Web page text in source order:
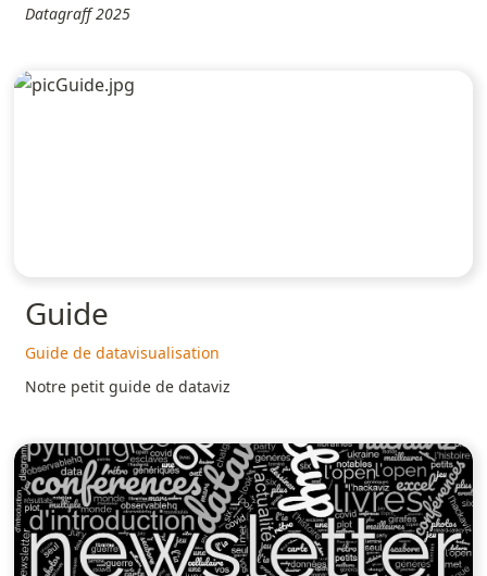
Datagraff 2025
Guide
Guide de datavisualisation
Notre petit guide de dataviz